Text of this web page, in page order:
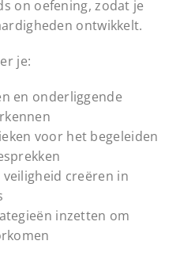
on oefening, zodat je
ontwikkelt.
je:
en onderliggende
voor het begeleiden
veiligheid creëren in
inzetten om